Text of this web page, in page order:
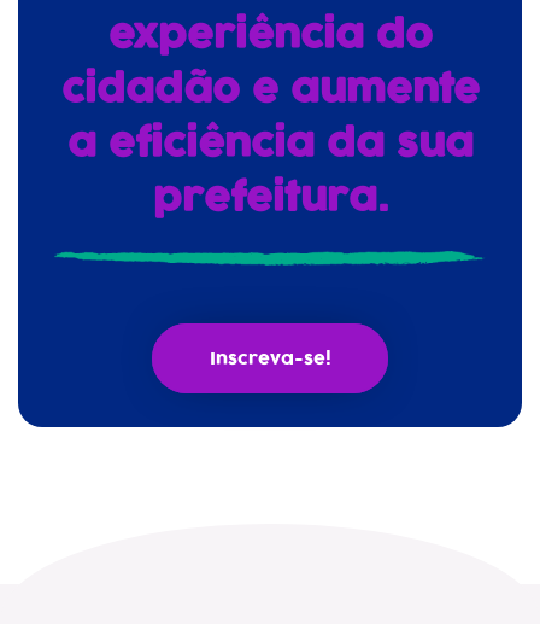
experiência do
cidadão e aumente
a eficiência da sua
prefeitura.
Inscreva-se!